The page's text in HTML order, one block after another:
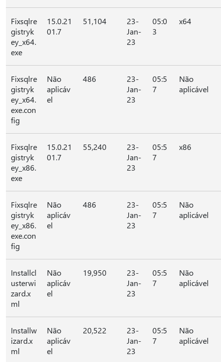
Fixsqlre
gistryk
ey_x64.
exe
15.0.21
01.7
51,104
23-
Jan-
23
05:0
3
x64
Fixsqlre
gistryk
ey_x64.
exe.con
fig
Não
aplicáv
el
486
23-
Jan-
23
05:5
7
Não
aplicável
Fixsqlre
gistryk
ey_x86.
exe
15.0.21
01.7
55,240
23-
Jan-
23
05:5
7
x86
Fixsqlre
gistryk
ey_x86.
exe.con
fig
Não
aplicáv
el
486
23-
Jan-
23
05:5
7
Não
aplicável
Installcl
usterwi
zard.x
ml
Não
aplicáv
el
19,950
23-
Jan-
23
05:5
7
Não
aplicável
Installw
izard.x
ml
Não
aplicáv
el
20,522
23-
Jan-
23
05:5
7
Não
aplicável